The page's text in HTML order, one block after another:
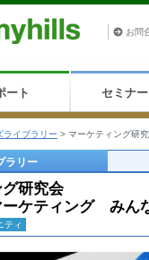
お問
ート セミナ
ライブラリー > マーケティング研
ラリー
研究会
ーケティング みん
ティ